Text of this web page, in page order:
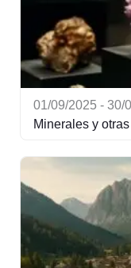
01/09/2025 - 30/
Minerales y